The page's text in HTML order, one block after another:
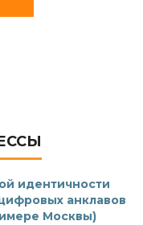
идентичности
анклавов
Москвы)